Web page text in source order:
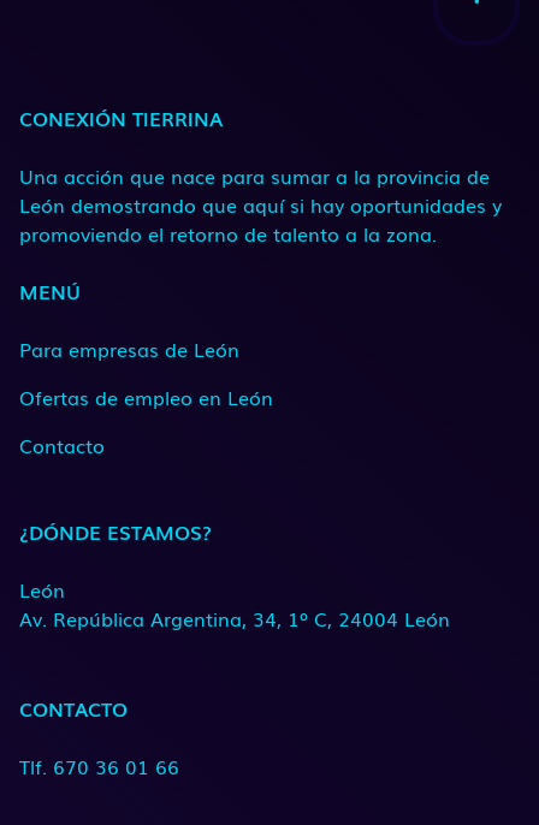
CONEXIÓN TIERRINA
Una acción que nace para sumar a la provincia de
León demostrando que aquí si hay oportunidades y
promoviendo el retorno de talento a la zona.
MENÚ
Para empresas de León
Ofertas de empleo en León
Contacto
¿DÓNDE ESTAMOS?
León
Av. República Argentina, 34, 1º C, 24004 León
CONTACTO
Tlf. 670 36 01 66